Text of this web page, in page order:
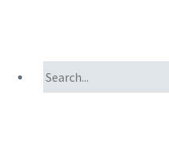
コンサートの記録
座談会・シンポジウムの記録